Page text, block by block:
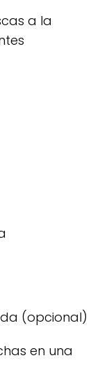
a la
(opcional)
en una